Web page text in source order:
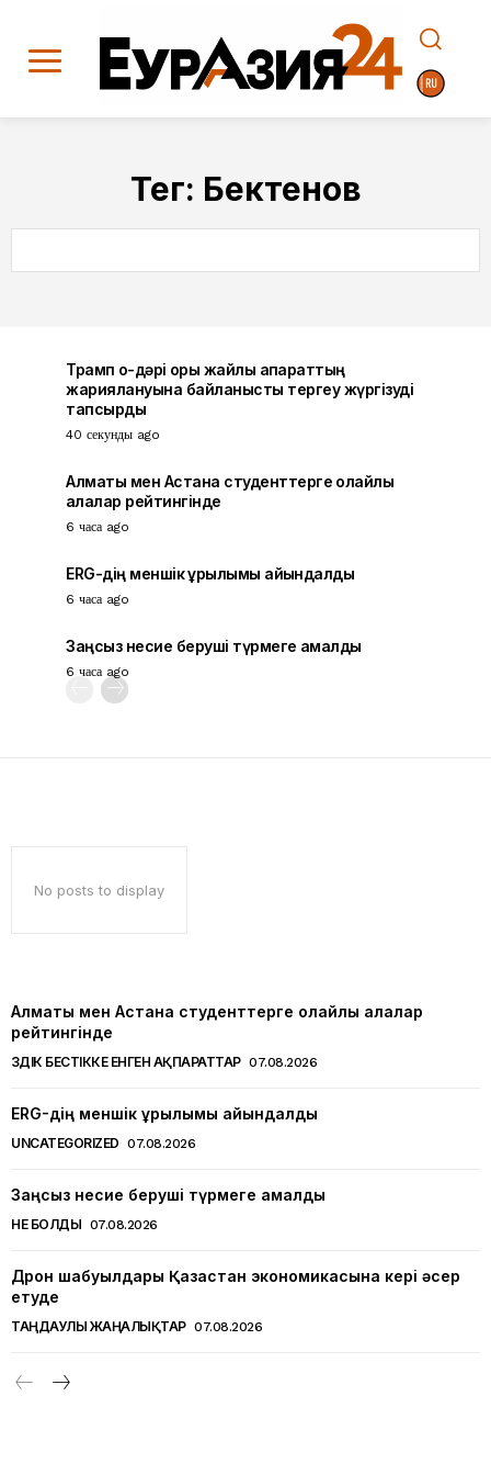
Тег: Бектенов
Трамп оқ-дәрі қоры жайлы ақпараттың
жариялануына байланысты тергеу жүргізуді
тапсырды
40 секунды ago
Алматы мен Астана студенттерге қолайлы
қалалар рейтингінде
6 часа ago
ERG-дің меншік құрылымы айқындалды
6 часа ago
Заңсыз несие беруші түрмеге қамалды
6 часа ago
No posts to display
Алматы мен Астана студенттерге қолайлы қалалар
рейтингінде
ҮЗДІК БЕСТІККЕ ЕНГЕН АҚПАРАТТАР 07.08.2026
ERG-дің меншік құрылымы айқындалды
UNCATEGORIZED 07.08.2026
Заңсыз несие беруші түрмеге қамалды
НЕ БОЛДЫ 07.08.2026
Дрон шабуылдары Қазақстан экономикасына кері әсер
етуде
ТАҢДАУЛЫ ЖАҢАЛЫҚТАР 07.08.2026